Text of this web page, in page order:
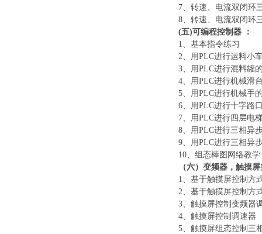
7、转速、电流双闭环
8、转速、电流双闭环
(五)可编程控制器 ：
1、基本指令练习
2、用PLC进行运料小
3、用PLC进行混料罐
4、用PLC进行机械滑
5、用PLC进行机械手
6、用PLC进行十字路
7、用PLC进行四层电
8、用PLC进行三相异
9、用PLC进行三相异
10、组态棒图网络教
（六）变频器，触摸
1、基于触摸屏控制方
2、基于触摸屏控制方
3、触摸屏控制变频器
4、触摸屏控制调速器
5、触摸屏组态控制三